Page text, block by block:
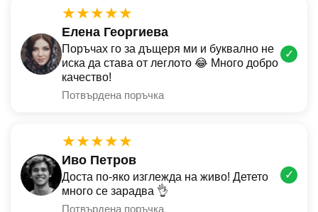
★★★★★
Елена Георгиева
Поръчах го за дъщеря ми и буквално не
иска да става от леглото 😂 Много добро
качество!
Потвърдена поръчка
✓
★★★★★
Иво Петров
Доста по-яко изглежда на живо! Детето
много се зарадва 👌
Потвърдена поръчка
✓